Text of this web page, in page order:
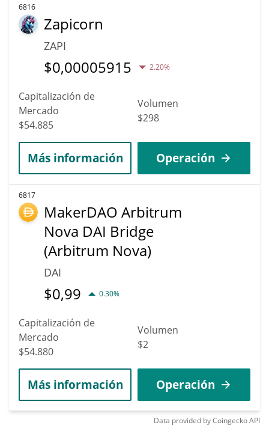
6816
Zapicorn
ZAPI
$0,00005915 2.20%
Capitalización de
Mercado
$54.885
Volumen
$298
Más información Operación
6817
MakerDAO Arbitrum
Nova DAI Bridge
(Arbitrum Nova)
DAI
$0,99 0.30%
Capitalización de
Mercado
$54.880
Volumen
$2
Más información Operación
Data provided byCoingeckoAPI